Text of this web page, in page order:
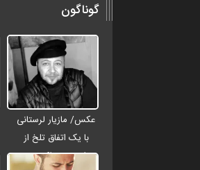
گوناگون
عکس/ مازیار لرستانی
با یک اتفاق تلخ از
مراسم ختم اکبر عبدی